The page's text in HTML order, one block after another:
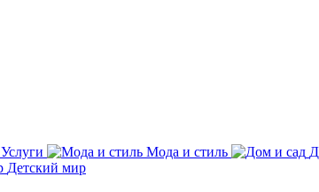
Услуги Мода и стиль
Детский мир